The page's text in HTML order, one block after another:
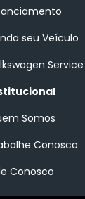
seu Veículo
Service
Somos
Conosco
Conosco